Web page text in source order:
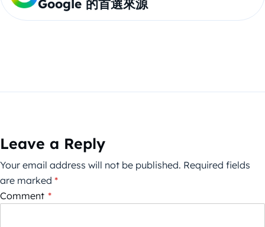
Google 的首選來源
Leave a Reply
Your email address will not be published. Required fields
are marked *
Comment *